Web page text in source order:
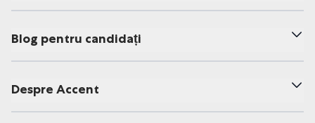
Blog pentru candidați
Despre Accent